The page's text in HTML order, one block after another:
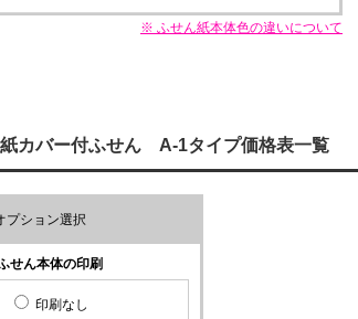
※ ふせん紙本体色の違いについて
カバー付ふせん A-1タイプ価格表一覧
プション選択
せん本体の印刷
印刷なし